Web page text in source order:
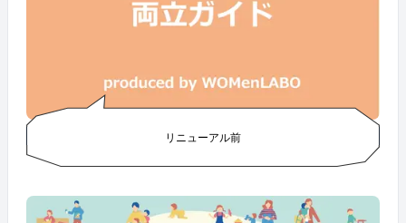
リニューアル前